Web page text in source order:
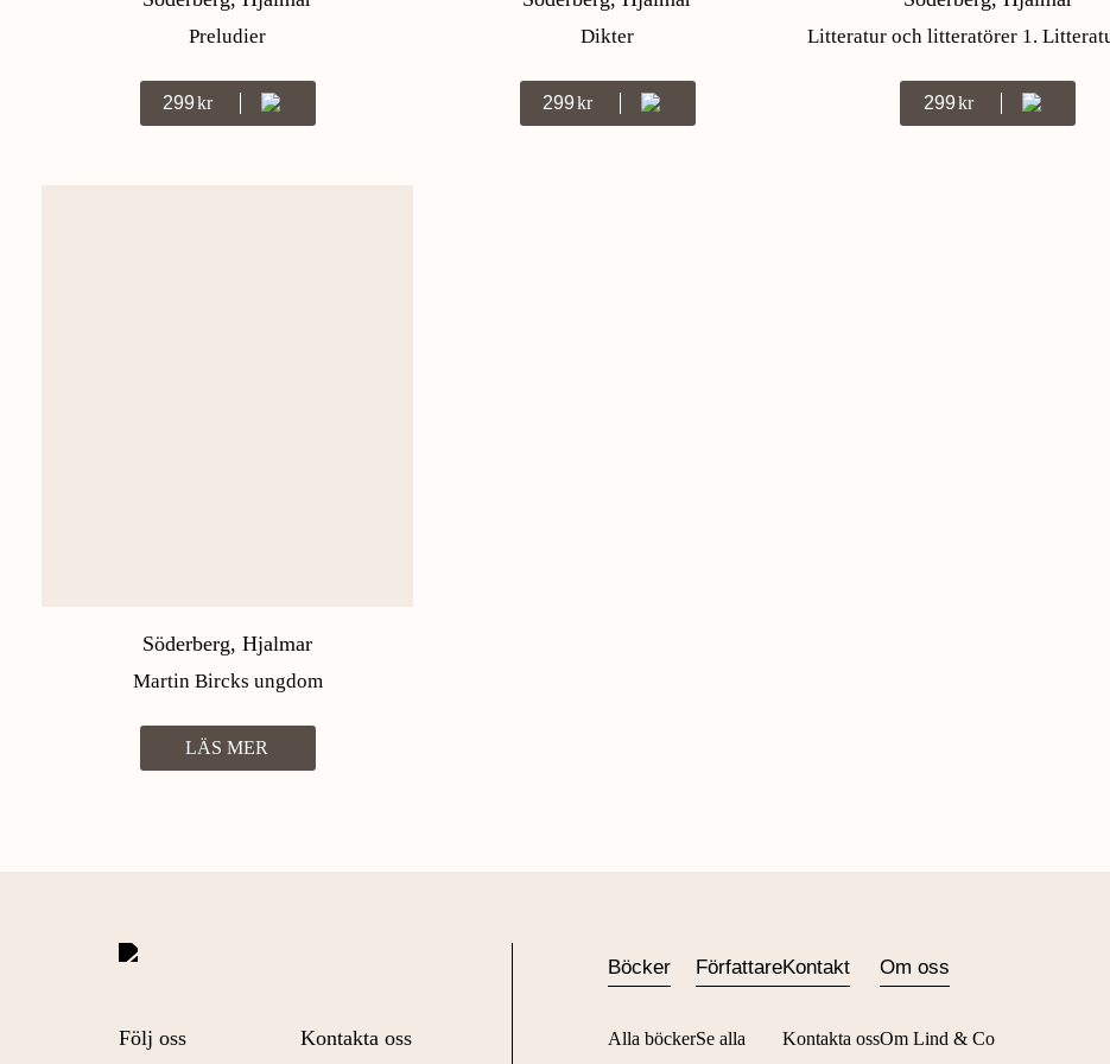
Preludier
299Kr
Dikter
299Kr
Litteratur och litteratörer 1.
299Kr
Söderberg, Hjalmar
Martin Bircks ungdom
LÄS MER
Kontakta oss
Följ oss
Böcker
Alla böcker
Författare
Se alla
Kontakt
Kontakta oss
Om oss
Om Lind & Co